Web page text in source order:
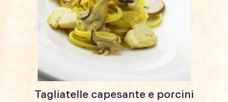
Tagliatelle capesante e porcini